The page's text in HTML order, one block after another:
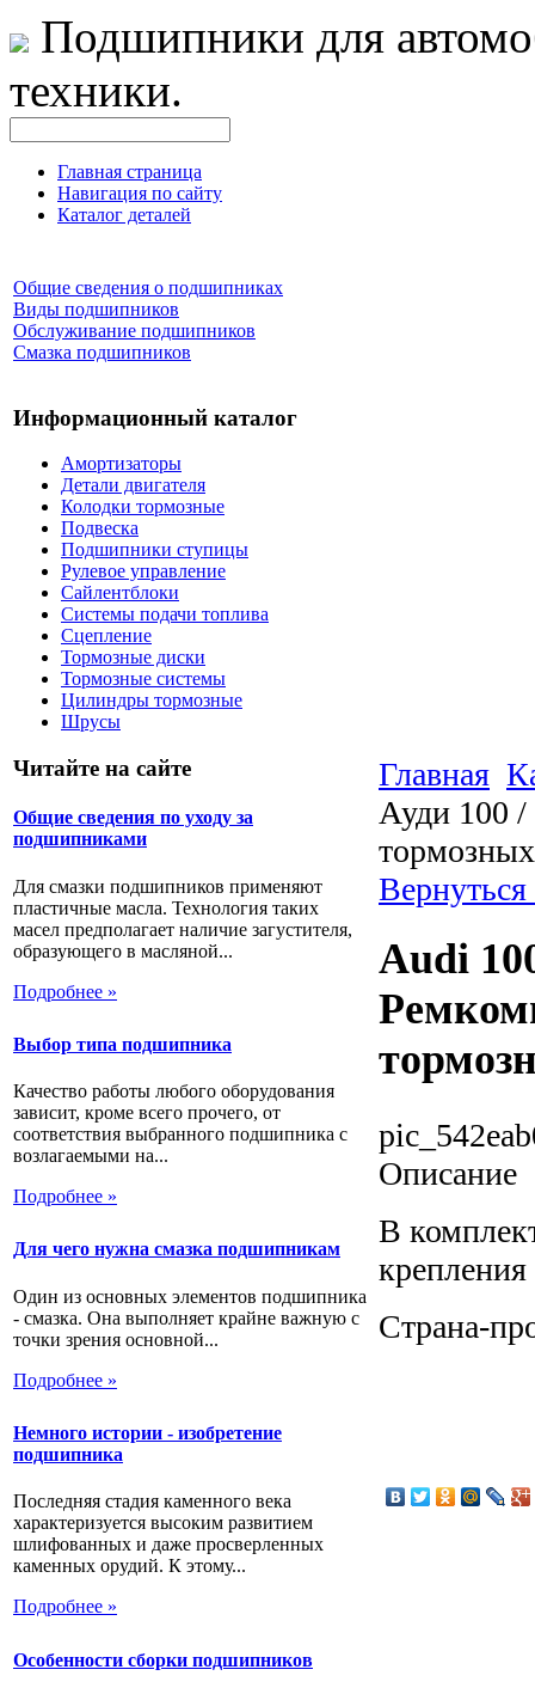
Подшипники для
техники.
Главная страница
Навигация по сайту
Каталог деталей
Общие сведения о подшипниках
Виды подшипников
Обслуживание подшипников
Смазка подшипников
Информационный каталог
Амортизаторы
Детали двигателя
Колодки тормозные
Подвеска
Подшипники ступицы
Рулевое управление
Сайлентблоки
Системы подачи топлива
Сцепление
Тормозные диски
Тормозные системы
Цилиндры тормозные
Шрусы
Читайте на сайте
Общие сведения по уходу за
подшипниками
Для смазки подшипников применяют
пластичные масла. Технология таких
масел предполагает наличие загустителя,
образующего в масляной...
Подробнее »
Выбор типа подшипника
Качество работы любого оборудования
зависит, кроме всего прочего, от
соответствия выбранного подшипника с
возлагаемыми на...
Подробнее »
Для чего нужна смазка подшипникам
Один из основных элементов подшипника
- смазка. Она выполняет крайне важную с
точки зрения основной...
Подробнее »
Немного истории - изобретение
подшипника
Последняя стадия каменного века
характеризуется высоким развитием
шлифованных и даже просверленных
каменных орудий. К этому...
Подробнее »
Особенности сборки подшипников
Главная
Ауди 100 /
Audi
Описание
В
Страна-